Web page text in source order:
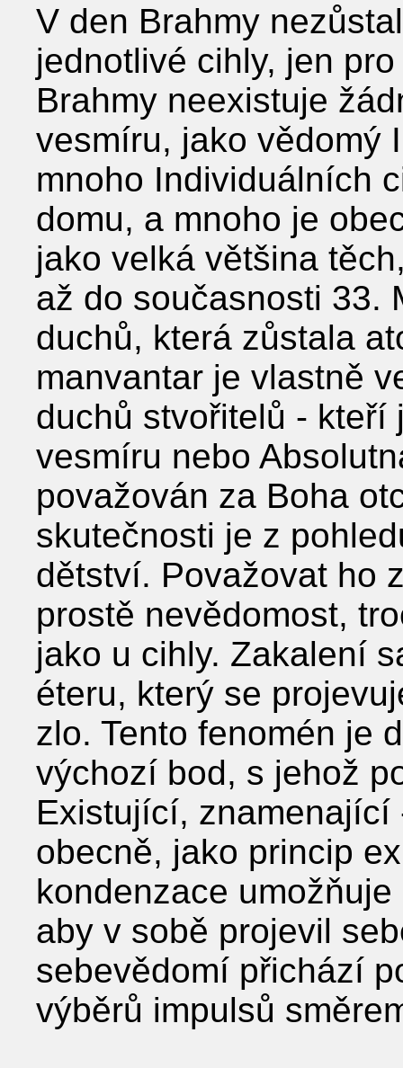
V den Brahmy
jednotlivé cihly, jen
Brahmy neexistuje
vesmíru, jako vědomý
mnoho Individuálních
domu, a mnoho je
jako velká většina
až do současnosti 33.
duchů, která zůstala
manvantar je vlastně
duchů stvořitelů - kteří
vesmíru nebo
považován za Boha
skutečnosti je z
dětství. Považovat ho
prostě nevědomost,
jako u cihly. Zakalení
éteru, který se
zlo. Tento fenomén je
výchozí bod, s jehož
Existující,
obecně, jako princip
kondenzace
aby v sobě projevil
sebevědomí přichází
výběrů impulsů